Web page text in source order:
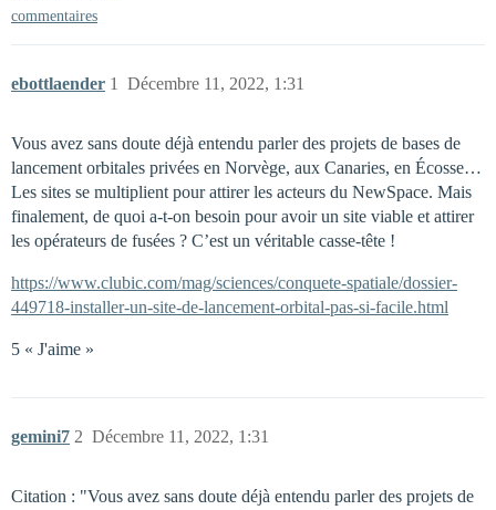
commentaires
ebottlaender Décembre 11, 2022, 1:31
1
Vous avez sans doute déjà entendu parler des projets de bases de
lancement orbitales privées en Norvège, aux Canaries, en Écosse…
Les sites se multiplient pour attirer les acteurs du NewSpace. Mais
finalement, de quoi a-t-on besoin pour avoir un site viable et attirer
les opérateurs de fusées ? C’est un véritable casse-tête !
https://www.clubic.com/mag/sciences/conquete-spatiale/dossier-
449718-installer-un-site-de-lancement-orbital-pas-si-facile.html
5 « J'aime »
gemini7 Décembre 11, 2022, 1:31
2
Citation : "Vous avez sans doute déjà entendu parler des projets de